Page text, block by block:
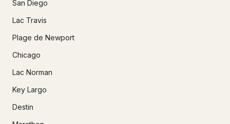
San Diego
Lac Travis
Plage de Newport
Chicago
Lac Norman
Key Largo
Destin